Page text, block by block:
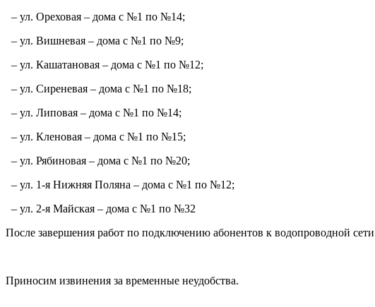
– ул. Ореховая – дома с №1 по №14;
– ул. Вишневая – дома с №1 по №9;
– ул. Кашатановая – дома с №1 по №12;
– ул. Сиреневая – дома с №1 по №18;
– ул. Липовая – дома с №1 по №14;
– ул. Кленовая – дома с №1 по №15;
– ул. Рябиновая – дома с №1 по №20;
– ул. 1-я Нижняя Поляна – дома с №1 по №12;
– ул. 2-я Майская – дома с №1 по №32
После завершения работ по подключению абонентов к водопроводной сети
Приносим извинения за временные неудобства.